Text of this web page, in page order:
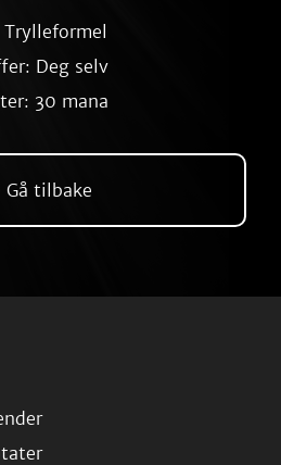
Deg selv
30 mana
tilbake